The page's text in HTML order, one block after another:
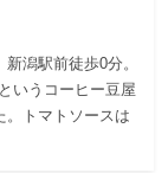
潟駅前徒歩0分。
いうコーヒー豆屋
。トマトソースは